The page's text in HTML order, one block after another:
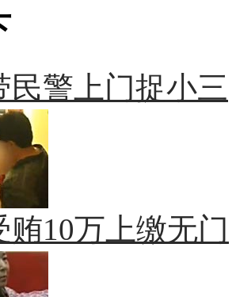
民警上门捉小三
贿10万上缴无门